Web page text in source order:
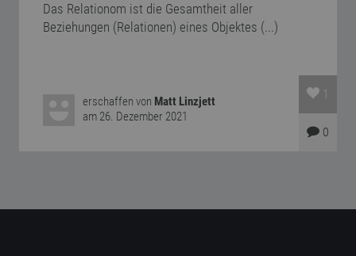
Das Relationom ist die Gesamtheit aller
Beziehungen (Relationen) eines Objektes (...)
erschaffen von Matt Linzjett
am 26. Dezember 2021
1
0